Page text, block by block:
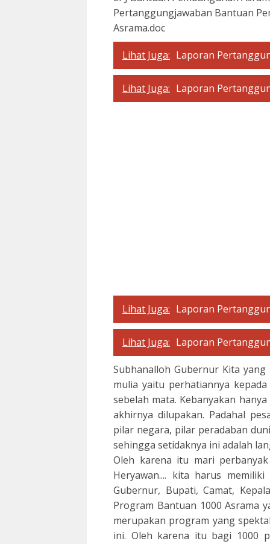
Pertanggungjawaban Bantuan
Asrama.doc
Lihat Juga: Laporan
Lihat Juga: Laporan
Lihat Juga: Laporan
Lihat Juga: Laporan
Subhanalloh Gubernur Kita
mulia yaitu perhatiannya
sebelah mata. Kebanyakan
akhirnya dilupakan. Padahal
pilar negara, pilar peradaban
sehingga setidaknya ini adalah
Oleh karena itu mari
Heryawan.... kita harus
Gubernur, Bupati, Camat,
Program Bantuan 1000 Asrama
merupakan program yang
ini. Oleh karena itu bagi 1000